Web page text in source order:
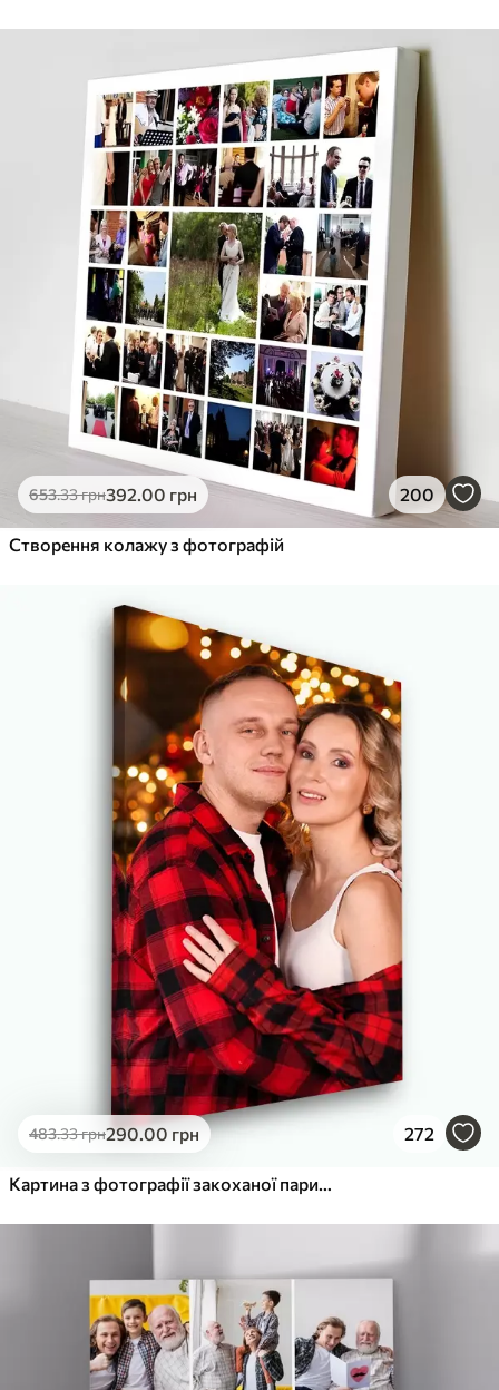
Від290.00грн
Яскраві, насичені кольори
Стійкість до вицвітання
Безпечне чорнило без запаху
Поверхня з текстурою полотна
Екологічний матеріал
Преміум
.00грн
Яскраві, насичені кольори
Стійкість до вицвітання
Безпечне чорнило без запаху
Поверхня з текстурою полотна
✗Екологічний матеріал
Еко-Преміум
.00грн
✓Яскраві, насичені кольори
Поверхня з текстурою полотна
Екологічний матеріал
653.33грн392.00 грн 200
Створення колажу з фотографій
483.33грн290.00 грн 272